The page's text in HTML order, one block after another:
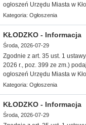
ogłoszeń Urzędu Miasta w
Kategoria: Ogłoszenia
KŁODZKO - Informacja
Środa, 2026-07-29
Zgodnie z art. 35 ust. 1
2026 r., poz. 399 ze zm.)
ogłoszeń Urzędu Miasta w
Kategoria: Ogłoszenia
KŁODZKO - Informacja
Środa, 2026-07-29